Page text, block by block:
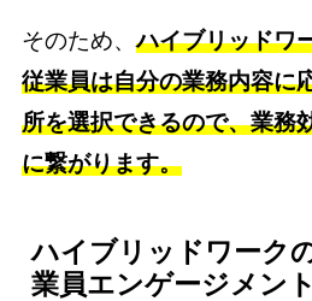
そのため、ハイブリッドワ
従業員は自分の業務内容に
所を選択できるので、業務
に繋がります。
ハイブリッドワーク
業員エンゲージメン